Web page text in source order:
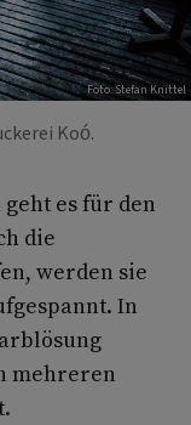
Foto: Stefan Knittel
Koó.
es für den
die
werden sie
In
mehreren